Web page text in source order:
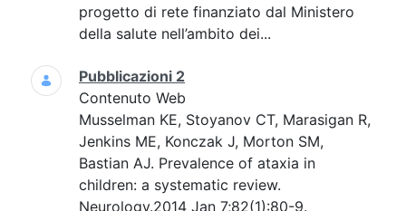
progetto di rete finanziato dal Ministero
della salute nell’ambito dei...
Pubblicazioni 2
Contenuto Web
Musselman KE, Stoyanov CT, Marasigan R,
Jenkins ME, Konczak J, Morton SM,
Bastian AJ. Prevalence of ataxia in
children: a systematic review.
Neurology.2014 Jan 7;82(1):80-9.